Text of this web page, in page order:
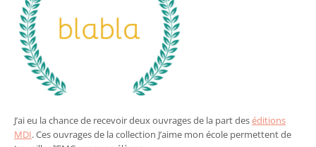
J’ai eu la chance de recevoir deux ouvrages de la part deséditions
MDI. Ces ouvrages de la collection J’aime mon école permettent de